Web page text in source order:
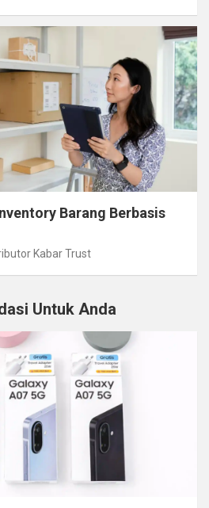
Barang Berbasis
Kabar Trust
Untuk Anda